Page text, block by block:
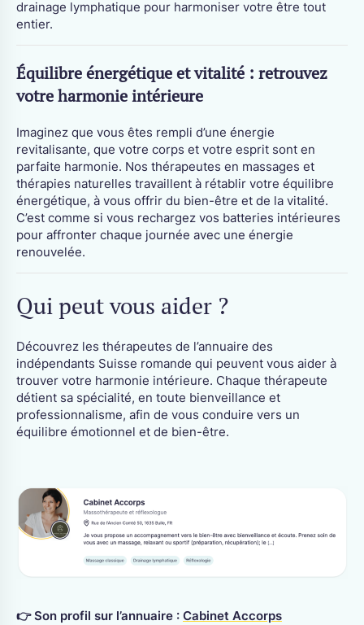
drainage lymphatique pour harmoniser votre être tout
entier.
Équilibre énergétique et vitalité : retrouvez
votre harmonie intérieure
Imaginez que vous êtes rempli d’une énergie
revitalisante, que votre corps et votre esprit sont en
parfaite harmonie. Nos thérapeutes en massages et
thérapies naturelles travaillent à rétablir votre équilibre
énergétique, à vous offrir du bien-être et de la vitalité.
C’est comme si vous rechargez vos batteries intérieures
pour affronter chaque journée avec une énergie
renouvelée.
Qui peut vous aider ?
Découvrez les thérapeutes de l’annuaire des
indépendants Suisse romande qui peuvent vous aider à
trouver votre harmonie intérieure. Chaque thérapeute
détient sa spécialité, en toute bienveillance et
professionnalisme, afin de vous conduire vers un
équilibre émotionnel et de bien-être.
👉 Son profil sur l’annuaire : Cabinet Accorps